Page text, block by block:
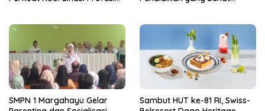
SMPN 1 Margahayu Gelar
Sambut HUT ke-81 RI, Swiss-